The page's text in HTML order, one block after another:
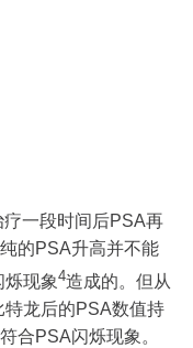
一段时间后PSA再
的PSA升高并不能
现象4造成的。但从
龙后的PSA数值持
合PSA闪烁现象。